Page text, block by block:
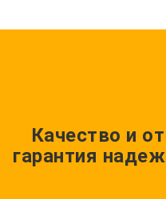
Качество и
гарантия